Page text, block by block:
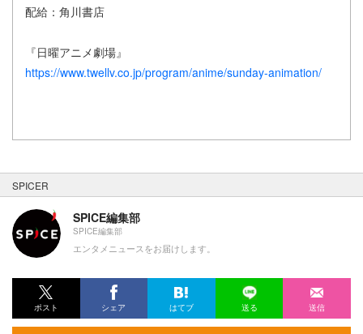
配給：角川書店
『日曜アニメ劇場』
https://www.twellv.co.jp/program/anime/sunday-animation/
SPICER
SPICE編集部
SPICE編集部
エンタメニュースをお届けします。
ポスト シェア はてブ 送る 送信